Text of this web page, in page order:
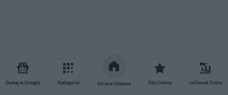
Dodaj w Google Kategorie Strona Główna Dla Ciebie naTemat Extra